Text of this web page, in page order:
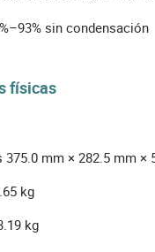
sin condensación
físicas
375.0 mm × 282.5 mm ×
kg
kg